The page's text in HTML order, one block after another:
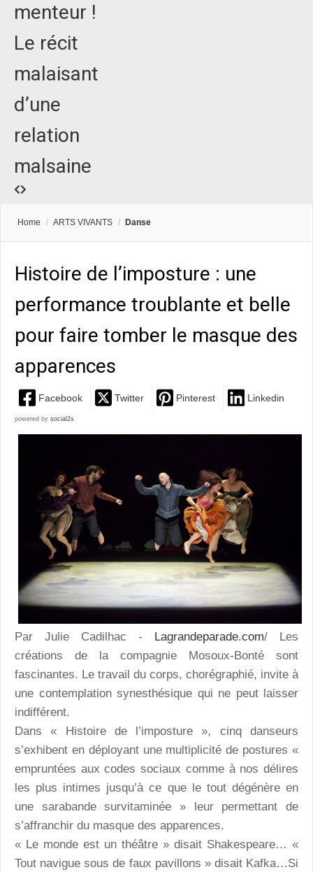
menteur !
Le récit
malaisant
d’une
relation
malsaine
Home / ARTS VIVANTS / Danse
Histoire de l’imposture : une
performance troublante et belle
pour faire tomber le masque des
apparences
Facebook Twitter Pinterest Linkedin
powered by social2s
Par Julie Cadilhac - Lagrandeparade.com/ Les
créations de la compagnie Mosoux-Bonté sont
fascinantes. Le travail du corps, chorégraphié, invite à
une contemplation synesthésique qui ne peut laisser
indifférent.
Dans « Histoire de l’imposture », cinq danseurs
s’exhibent en déployant une multiplicité de postures «
empruntées aux codes sociaux comme à nos délires
les plus intimes jusqu’à ce que le tout dégénère en
une sarabande survitaminée » leur permettant de
s’affranchir du masque des apparences.
« Le monde est un théâtre » disait Shakespeare… «
Tout navigue sous de faux pavillons » disait Kafka…Si